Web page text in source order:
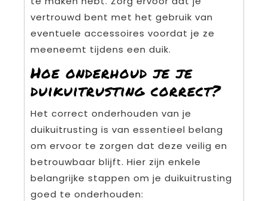
vertrouwd bent met het gebruik van
eventuele accessoires voordat je ze
meeneemt tijdens een duik.
Hoe onderhoud je je
duikuitrusting correct?
Het correct onderhouden van je
duikuitrusting is van essentieel belang
om ervoor te zorgen dat deze veilig en
betrouwbaar blijft. Hier zijn enkele
belangrijke stappen om je duikuitrusting
goed te onderhouden: